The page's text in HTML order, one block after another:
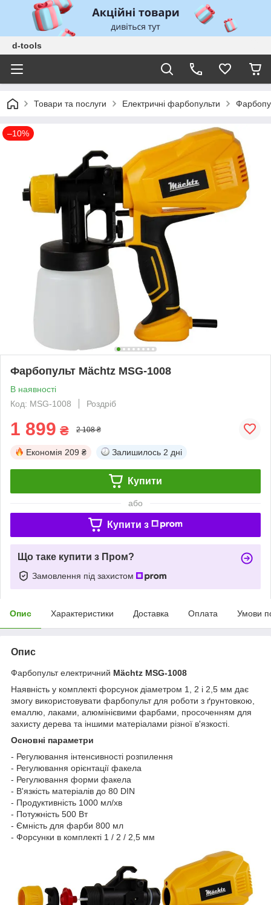
d-tools
Товари та послуги Електричні фарбопульти
–10%
Фарбопульт Mächtz MSG‑1008
В наявності
Код: MSG‑1008
Роздріб
1 899 ₴ 2 108 ₴
Економія 209 ₴ Залишилось 2 дні
Купити
або
Купити з
Що таке купити з Пром?
Замовлення під захистом
Опис Характеристики Доставка Оплата Умови
Опис
Фарбопульт електричний Mächtz MSG-1008
Наявність у комплекті форсунок діаметром 1, 2 і 2,5 мм дає
змогу використовувати фарбопульт для роботи з ґрунтовкою,
емаллю, лаками, алюмінієвими фарбами, просоченням для
захисту дерева та іншими матеріалами різної в'язкості.
Основні параметри
- Регулювання інтенсивності розпилення
- Регулювання орієнтації факела
- Регулювання форми факела
- В'язкість матеріалів до 80 DIN
- Продуктивність 1000 мл/хв
- Потужність 500 Вт
- Ємність для фарби 800 мл
- Форсунки в комплекті 1 / 2 / 2,5 мм